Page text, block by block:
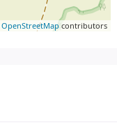
OpenStreetMap contributors